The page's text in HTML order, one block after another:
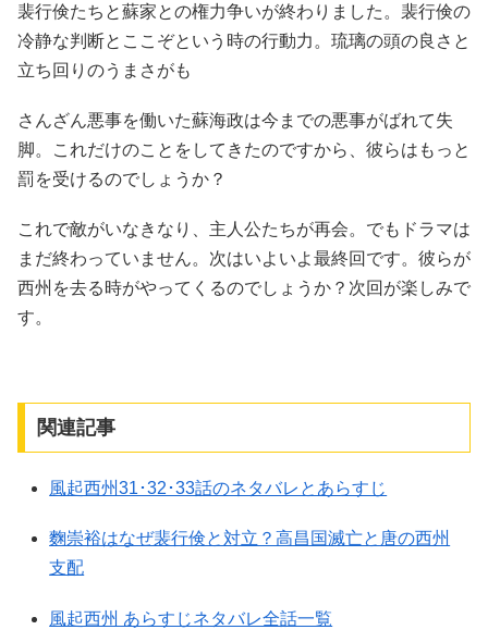
裴行倹たちと蘇家との権力争いが終わりました。裴行倹の
冷静な判断とここぞという時の行動力。琉璃の頭の良さと
立ち回りのうまさがも
さんざん悪事を働いた蘇海政は今までの悪事がばれて失
脚。これだけのことをしてきたのですから、彼らはもっと
罰を受けるのでしょうか？
これで敵がいなきなり、主人公たちが再会。でもドラマは
まだ終わっていません。次はいよいよ最終回です。彼らが
西州を去る時がやってくるのでしょうか？次回が楽しみで
す。
関連記事
風起西州31･32･33話のネタバレとあらすじ
麴崇裕はなぜ裴行倹と対立？高昌国滅亡と唐の西州
支配
風起西州 あらすじネタバレ全話一覧